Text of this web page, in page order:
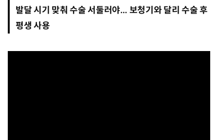
일
0
3
발달 시기 맞춰 수술 서둘러야… 보청기와 달리 수술 후
평생 사용